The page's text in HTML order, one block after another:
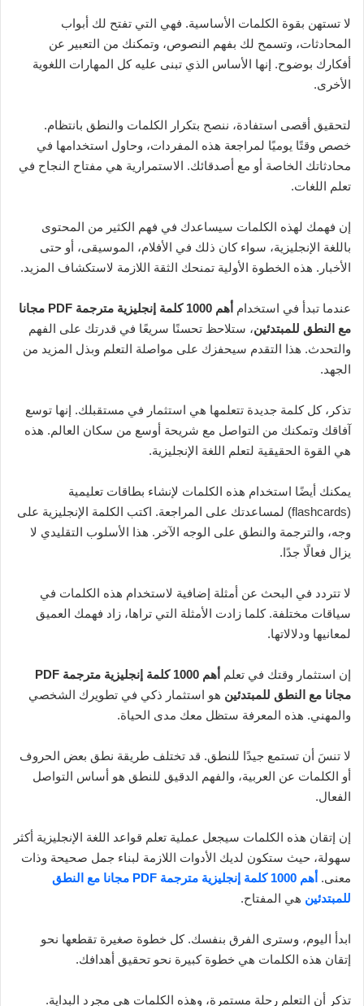
لا تستهن بقوة الكلمات الأساسية. فهي التي تفتح لك أبواب
المحادثات، وتسمح لك بفهم النصوص، وتمكنك من التعبير عن
أفكارك بوضوح. إنها الأساس الذي تبنى عليه كل المهارات اللغوية
الأخرى.
لتحقيق أقصى استفادة، ننصح بتكرار الكلمات والنطق بانتظام.
خصص وقتًا يوميًا لمراجعة هذه المفردات، وحاول استخدامها في
محادثاتك الخاصة أو مع أصدقائك. الاستمرارية هي مفتاح النجاح في
تعلم اللغات.
إن فهمك لهذه الكلمات سيساعدك في فهم الكثير من المحتوى
باللغة الإنجليزية، سواء كان ذلك في الأفلام، الموسيقى، أو حتى
الأخبار. هذه الخطوة الأولية تمنحك الثقة اللازمة لاستكشاف المزيد.
عندما تبدأ في استخدام
أهم 1000 كلمة إنجليزية مترجمة PDF مجانا
مع النطق للمبتدئين، ستلاحظ تحسنًا سريعًا في قدرتك على الفهم
والتحدث. هذا التقدم سيحفزك على مواصلة التعلم وبذل المزيد من
الجهد.
تذكر، كل كلمة جديدة تتعلمها هي استثمار في مستقبلك. إنها توسع
آفاقك وتمكنك من التواصل مع شريحة أوسع من سكان العالم. هذه
هي القوة الحقيقية لتعلم اللغة الإنجليزية.
يمكنك أيضًا استخدام هذه الكلمات لإنشاء بطاقات تعليمية
(flashcards) لمساعدتك على المراجعة. اكتب الكلمة الإنجليزية على
وجه، والترجمة والنطق على الوجه الآخر. هذا الأسلوب التقليدي لا
يزال فعالًا جدًا.
لا تتردد في البحث عن أمثلة إضافية لاستخدام هذه الكلمات في
سياقات مختلفة. كلما زادت الأمثلة التي تراها، زاد فهمك العميق
لمعانيها ودلالاتها.
إن استثمار وقتك في تعلم
أهم 1000 كلمة إنجليزية مترجمة PDF
مجانا مع النطق للمبتدئين هو استثمار ذكي في تطويرك الشخصي
والمهني. هذه المعرفة ستظل معك مدى الحياة.
لا تنسَ أن تستمع جيدًا للنطق. قد تختلف طريقة نطق بعض الحروف
أو الكلمات عن العربية، والفهم الدقيق للنطق هو أساس التواصل
الفعال.
إن إتقان هذه الكلمات سيجعل عملية تعلم قواعد اللغة الإنجليزية أكثر
سهولة، حيث ستكون لديك الأدوات اللازمة لبناء جمل صحيحة وذات
معنى.
أهم 1000 كلمة إنجليزية مترجمة PDF مجانا مع النطق
للمبتدئين هي المفتاح.
ابدأ اليوم، وسترى الفرق بنفسك. كل خطوة صغيرة تقطعها نحو
إتقان هذه الكلمات هي خطوة كبيرة نحو تحقيق أهدافك.
تذكر أن التعلم رحلة مستمرة، وهذه الكلمات هي مجرد البداية.